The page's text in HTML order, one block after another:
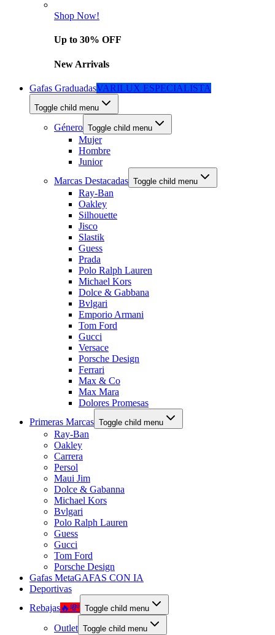
Shop Now!
Up to 30% OFF
New Arrivals
Gafas GraduadasVARILUX ESPECIALISTA
Toggle child menu
Género Toggle child menu
Mujer
Hombre
Junior
Marcas Destacadas Toggle child menu
Ray-Ban
Oakley
Silhouette
Jisco
Slastik
Guess
Prada
Polo Ralph Lauren
Michael Kors
Dolce & Gabbana
Bvlgari
Emporio Armani
Tom Ford
Gucci
Versace
Porsche Design
Ferrari
Max & Co
Max Mara
Dolores Promesas
Primeras Marcas Toggle child menu
Ray-Ban
Oakley
Carrera
Persol
Maui Jim
Dolce & Gabanna
Michael Kors
Bvlgari
Polo Ralph Lauren
Guess
Gucci
Tom Ford
Porsche Design
Gafas MetaGAFAS CON IA
Deportivas
Rebajas🔥💸 Toggle child menu
Outlet Toggle child menu